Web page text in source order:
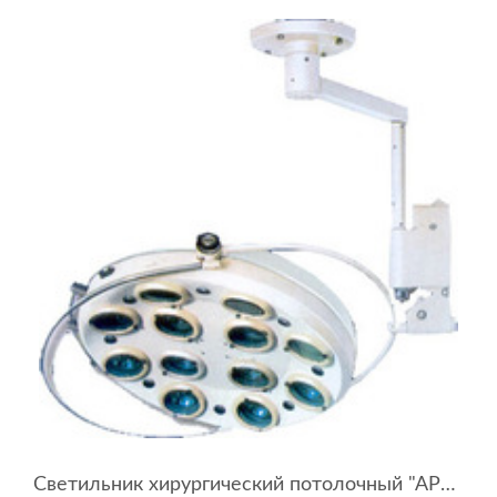
Светильник хирургический потолочный "АРМЕД" L7412 (12 ламп)